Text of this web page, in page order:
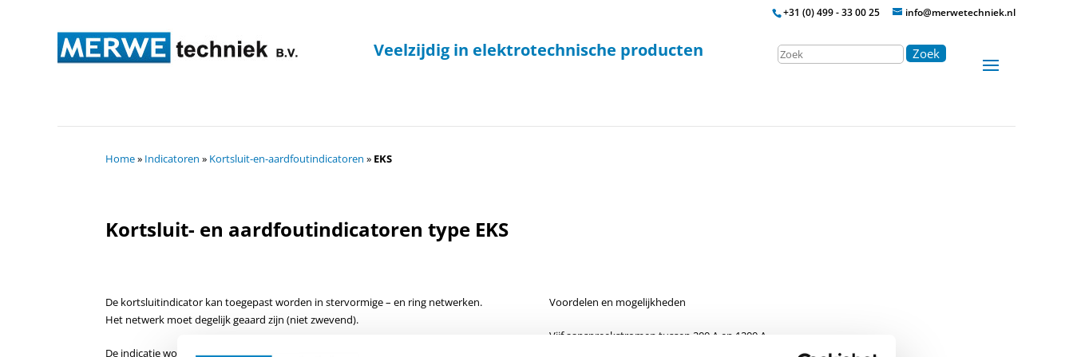
+31 (0) 499 - 33 00 25 info@merwetechniek.nl
Veelzijdig in elektrotechnische producten Zoek
Home» Indicatoren » Kortsluit-en-aardfoutindicatoren » EKS
Kortsluit- en aardfoutindicatoren type EKS
De kortsluitindicator kan toegepast worden in stervormige – en ring netwerken.
Het netwerk moet degelijk geaard zijn (niet zwevend).
De indicatie wordt verzorgd één of drie LED’s en één LED voor de aardfout aanwijzing.
Voordelen en mogelijkheden
Vijf aanspreekstromen tussen 200 A en 1200 A